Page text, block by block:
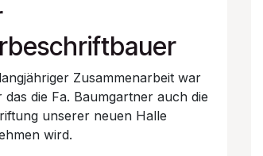
Zusammenarbeit war
das die Fa. Baumgartner auch die
unserer neuen Halle
wird.